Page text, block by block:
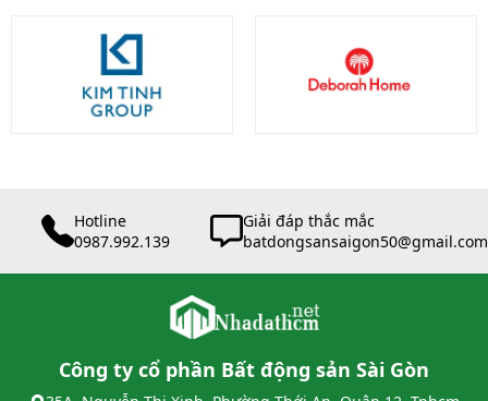
Hotline
0987.992.139
Giải đáp thắc mắc
batdongsansaigon50@gmail.com
Công ty cổ phần Bất động sản Sài Gòn